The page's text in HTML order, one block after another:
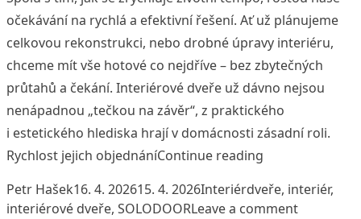
očekávání na rychlá a efektivní řešení. Ať už plánujeme
celkovou rekonstrukci, nebo drobné úpravy interiéru,
chceme mít vše hotové co nejdříve – bez zbytečných
průtahů a čekání. Interiérové dveře už dávno nejsou
nenápadnou „tečkou na závěr“, z praktického
i estetického hlediska hrají v domácnosti zásadní roli.
Rychlost jejich objednáníContinue reading
Posted by
Petr Hašek16. 4. 202615. 4. 2026Posted in
InteriérTags:
dveře, interiér,
interiérové dveře, SOLODOORLeave a commenton